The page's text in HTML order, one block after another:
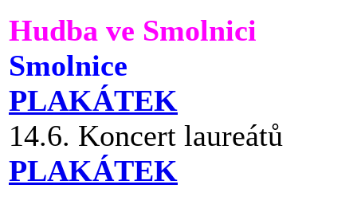
Hudba ve Smolnici
Smolnice
PLAKÁTEK
14.6. Koncert laureátů
PLAKÁTEK